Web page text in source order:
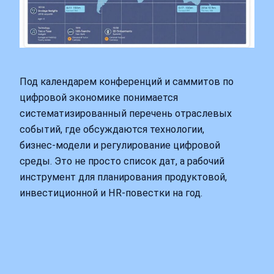
Под календарем конференций и саммитов по
цифровой экономике понимается
систематизированный перечень отраслевых
событий, где обсуждаются технологии,
бизнес‑модели и регулирование цифровой
среды. Это не просто список дат, а рабочий
инструмент для планирования продуктовой,
инвестиционной и HR‑повестки на год.